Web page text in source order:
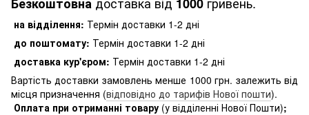
на відділення: Термін доставки 1-2 дні
до поштомату: Термін доставки 1-2 дні
доставка кур'єром: Термін доставки 1-2 дні
Вартість доставки замовлень менше 1000 грн. залежить від
місця призначення (відповідно до тарифів Нової пошти).
Оплата при отриманні товару (у відділенні Нової Пошти);